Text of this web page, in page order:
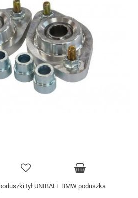
tył UNIBALL BMW poduszka